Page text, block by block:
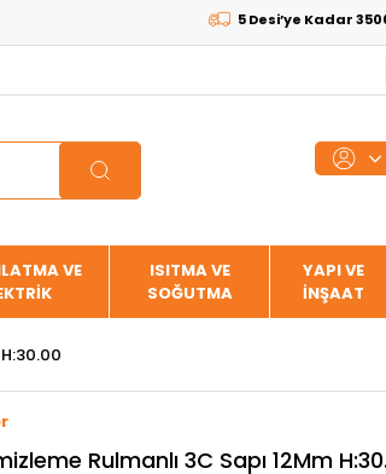
5 Desi’ye Kadar 3500₺
VE
ISITMA VE
SOĞUTMA
YAPI VE
İNŞAAT
Rulmanlı 3C Sapı 12Mm